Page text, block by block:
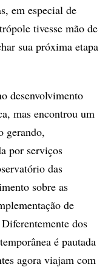
em especial de
tivesse mão de
sua próxima etapa
desenvolvimento
mas encontrou um
gerando,
por serviços
das
sobre as
de
dos
é pautada
agora viajam com